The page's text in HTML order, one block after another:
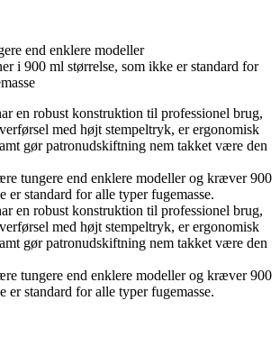
end enklere modeller
i 900 ml størrelse, som ikke er standard for
en robust konstruktion til professionel brug,
med højt stempeltryk, er ergonomisk
gør patronudskiftning nem takket være den
tungere end enklere modeller og kræver 900
er standard for alle typer fugemasse.
en robust konstruktion til professionel brug,
med højt stempeltryk, er ergonomisk
gør patronudskiftning nem takket være den
tungere end enklere modeller og kræver 900
er standard for alle typer fugemasse.